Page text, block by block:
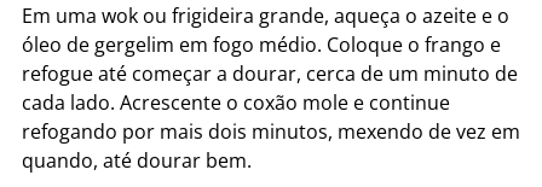
Em uma wok ou frigideira grande, aqueça o azeite e o
óleo de gergelim em fogo médio. Coloque o frango e
refogue até começar a dourar, cerca de um minuto de
cada lado. Acrescente o coxão mole e continue
refogando por mais dois minutos, mexendo de vez em
quando, até dourar bem.